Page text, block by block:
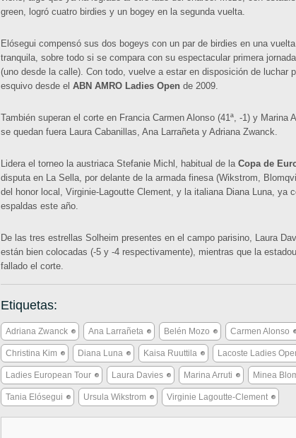
green, logró cuatro birdies y un bogey en la segunda vuelta.
Elósegui compensó sus dos bogeys con un par de birdies en una
tranquila, sobre todo si se compara con su espectacular primera
(uno desde la calle). Con todo, vuelve a estar en disposición de luchar
esquivo desde el ABN AMRO Ladies Open de 2009.
También superan el corte en Francia Carmen Alonso (41ª, -1) y Marina
se quedan fuera Laura Cabanillas, Ana Larrañeta y Adriana Zwanck.
Lidera el torneo la austriaca Stefanie Michl, habitual de la Copa de
disputa en La Sella, por delante de la armada finesa (Wikstrom,
del honor local, Virginie-Lagoutte Clement, y la italiana Diana Luna, ya
espaldas este año.
De las tres estrellas Solheim presentes en el campo parisino, Laura
están bien colocadas (-5 y -4 respectivamente), mientras que la
fallado el corte.
Etiquetas:
Adriana Zwanck Ana Larrañeta Belén Mozo Carmen Alonso
Christina Kim Diana Luna Kaisa Ruuttila Lacoste Ladies
Ladies European Tour Laura Davies Marina Arruti Minea
Tania Elósegui Ursula Wikstrom Virginie Lagoutte-Clement